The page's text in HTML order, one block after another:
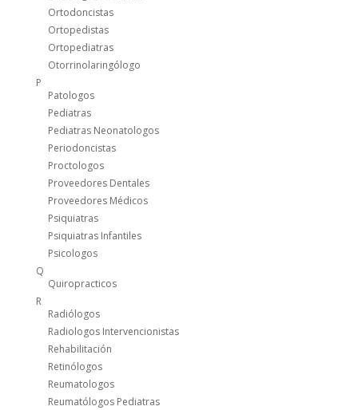
Ortodoncistas
Ortopedistas
Ortopediatras
Otorrinolaringólogo
P
Patologos
Pediatras
Pediatras Neonatologos
Periodoncistas
Proctologos
Proveedores Dentales
Proveedores Médicos
Psiquiatras
Psiquiatras Infantiles
Psicologos
Q
Quiropracticos
R
Radiólogos
Radiologos Intervencionistas
Rehabilitación
Retinólogos
Reumatologos
Reumatólogos Pediatras